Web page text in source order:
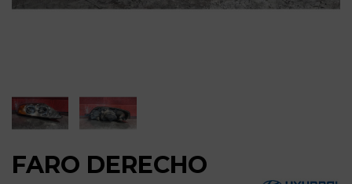
FARO DERECHO